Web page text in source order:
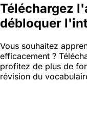
Téléchargez
débloquer
Vous souhaitez
efficacement ?
profitez de plus de
révision du